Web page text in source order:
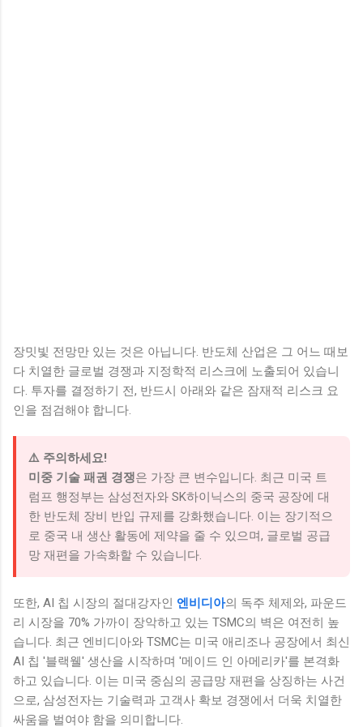
장밋빛 전망만 있는 것은 아닙니다. 반도체 산업은 그 어느 때보
다 치열한 글로벌 경쟁과 지정학적 리스크에 노출되어 있습니
다. 투자를 결정하기 전, 반드시 아래와 같은 잠재적 리스크 요
인을 점검해야 합니다.
⚠️ 주의하세요!
미중 기술 패권 경쟁은 가장 큰 변수입니다. 최근 미국 트
럼프 행정부는 삼성전자와 SK하이닉스의 중국 공장에 대
한 반도체 장비 반입 규제를 강화했습니다. 이는 장기적으
로 중국 내 생산 활동에 제약을 줄 수 있으며, 글로벌 공급
망 재편을 가속화할 수 있습니다.
또한, AI 칩 시장의 절대강자인 엔비디아의 독주 체제와, 파운드
리 시장을 70% 가까이 장악하고 있는 TSMC의 벽은 여전히 높
습니다. 최근 엔비디아와 TSMC는 미국 애리조나 공장에서 최신
AI 칩 '블랙웰' 생산을 시작하며 '메이드 인 아메리카'를 본격화
하고 있습니다. 이는 미국 중심의 공급망 재편을 상징하는 사건
으로, 삼성전자는 기술력과 고객사 확보 경쟁에서 더욱 치열한
싸움을 벌여야 함을 의미합니다.